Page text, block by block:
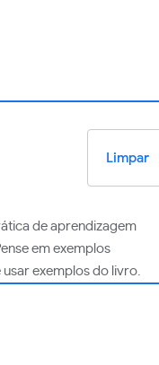
Limpar
de aprendizagem
em exemplos
exemplos do livro.